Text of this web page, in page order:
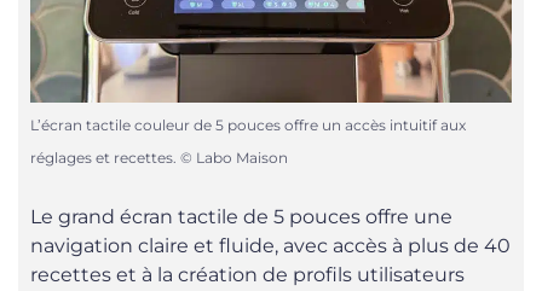
L’écran tactile couleur de 5 pouces offre un accès intuitif aux
réglages et recettes. © Labo Maison
Le grand écran tactile de 5 pouces offre une
navigation claire et fluide, avec accès à plus de 40
recettes et à la création de profils utilisateurs